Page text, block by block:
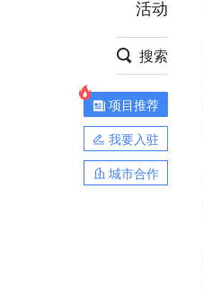
安徽
活动
搜索
项目推荐
我要入驻
城市合作